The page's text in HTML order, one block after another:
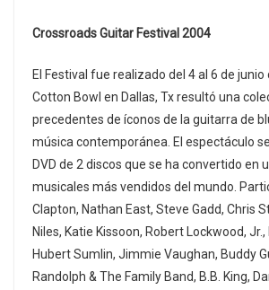
Crossroads Guitar Festival 2004
El Festival fue realizado del 4 al 6 de junio
Cotton Bowl en Dallas, Tx resultó una
precedentes de íconos de la guitarra de
música contemporánea. El espectáculo
DVD de 2 discos que se ha convertido en
musicales más vendidos del mundo.
Clapton, Nathan East, Steve Gadd, Chris
Niles, Katie Kissoon, Robert Lockwood, Jr.,
Hubert Sumlin, Jimmie Vaughan, Buddy
Randolph & The Family Band, B.B. King,